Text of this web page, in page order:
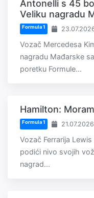
Antonelli s 45
Veliku nagradu
Formula 1
Vozač Mercedesa
nagradu Mađarske
poretku Formule...
Hamilton:
Formula 1
Vozač Ferrarija
podići nivo svojih
nagrad...